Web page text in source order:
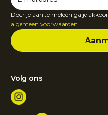
Door je aan te melden ga je
algemeen voorwaarden
Volg ons